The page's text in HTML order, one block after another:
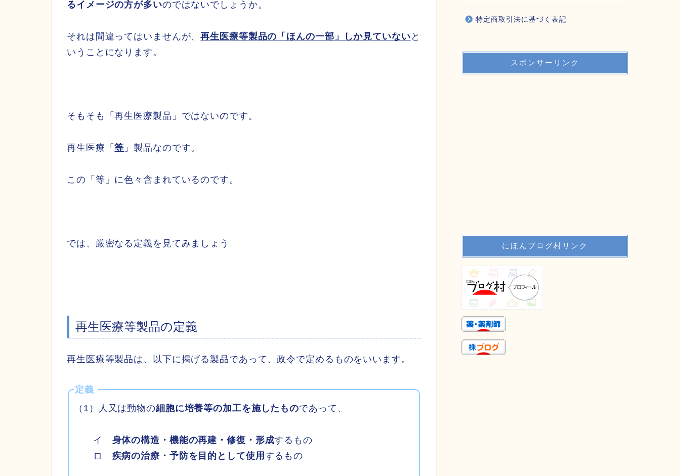
るイメージの方が多いのではないでしょうか。
それは間違ってはいませんが、再生医療等製品の「ほんの一部」しか見ていない と
いうことになります。
そもそも「再生医療製品」ではないのです。
再生医療「等 」製品なのです。
この「等」に色々含まれているのです。
では、厳密なる定義を見てみましょう
再生医療等製品の定義
再生医療等製品は、以下に掲げる製品であって、政令で定めるものをいいます。
定義
（1）人又は動物の細胞に培養等の加工を施したものであって、
イ 身体の構造・機能の再建・修復・形成するもの
ロ 疾病の治療・予防を目的として使用 するもの
特定商取引法に基づく表記
スポンサーリンク
にほんブログ村リンク